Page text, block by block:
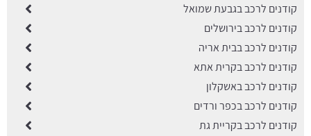
קודנים לרכב בגבעת שמואל
קודנים לרכב בירושלים
קודנים לרכב בבית אריה
קודנים לרכב בקרית אתא
קודנים לרכב באשקלון
קודנים לרכב בכפר ורדים
קודנים לרכב בקריית גת